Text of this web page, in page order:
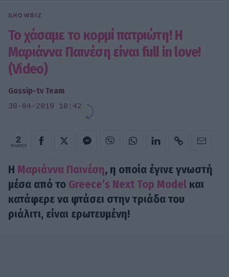
SHOWBIZ
Το χάσαμε το κορμί πατριώτη! Η
Μαριάννα Παινέση είναι full in love!
(Video)
Gossip-tv Team
30-04-2019 10:42
2
SHARES
Η Μαριάννα Παινέση, η οποία έγινε γνωστή
μέσα από το Greece’s Next Top Model και
κατάφερε να φτάσει στην τριάδα του
ριάλιτι, είναι ερωτευμένη!